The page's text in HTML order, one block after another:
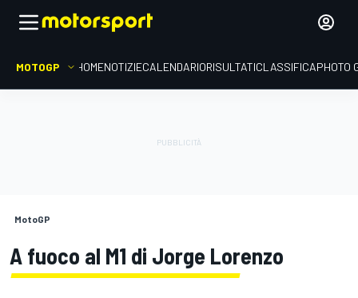
MOTOGP HOMENOTIZIECALENDARIORISULTATICLASSIFICAPHOTO
MotoGP
A fuoco al M1 di Jorge Lorenzo